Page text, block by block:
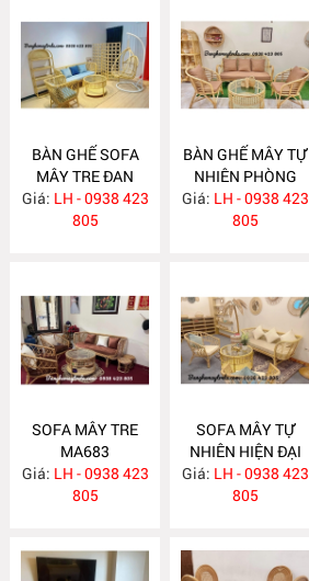
BÀN GHẾ SOFA
MÂY TRE ĐAN
MA686
Giá: LH - 0938 423
805
BÀN GHẾ MÂY TỰ
NHIÊN PHÒNG
KHÁCH MA685
Giá: LH - 0938 423
805
SOFA MÂY TRE
MA683
Giá: LH - 0938 423
805
SOFA MÂY TỰ
NHIÊN HIỆN ĐẠI
MA682
Giá: LH - 0938 423
805